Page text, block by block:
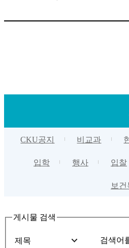
CKU공지 비교과
입학 행사 입찰
보건
게시물 검색